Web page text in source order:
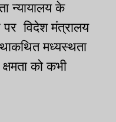
न्यायालय के
विदेश मंत्रालय
मध्यस्थता
को कभी